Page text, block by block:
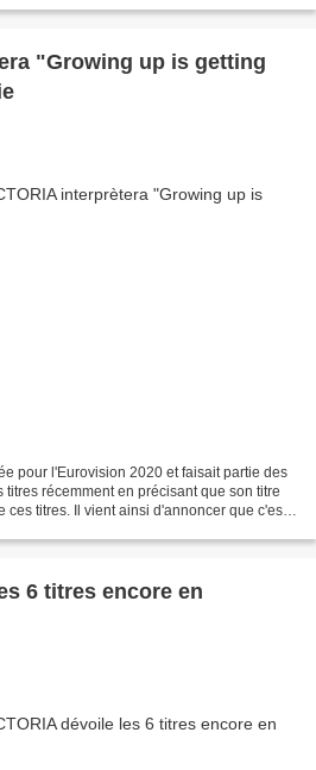
"Growing up is getting
pour l'Eurovision 2020 et faisait partie des
récemment en précisant que son titre
ces titres. Il vient ainsi d'annoncer que c'est
6 titres encore en